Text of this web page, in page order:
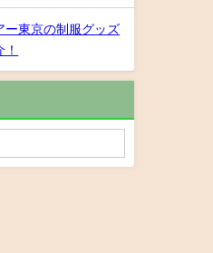
ー東京の制服グッズ